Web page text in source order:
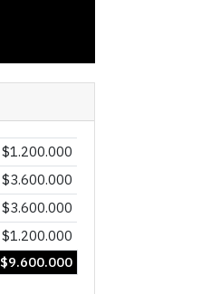
$1.200.000
$3.600.000
$3.600.000
$1.200.000
$9.600.000